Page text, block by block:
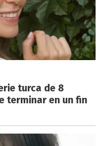
turca de 8
terminar en un fin